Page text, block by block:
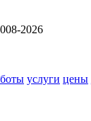
2026
услуги цены